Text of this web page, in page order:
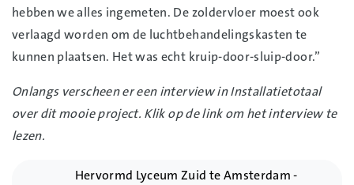
hebben we alles ingemeten. De zoldervloer moest ook
verlaagd worden om de luchtbehandelingskasten te
kunnen plaatsen. Het was echt kruip-door-sluip-door.”
Onlangs verscheen er een interview in Installatietotaal
over dit mooie project. Klik op de link om het interview te
lezen.
Hervormd Lyceum Zuid te Amsterdam -